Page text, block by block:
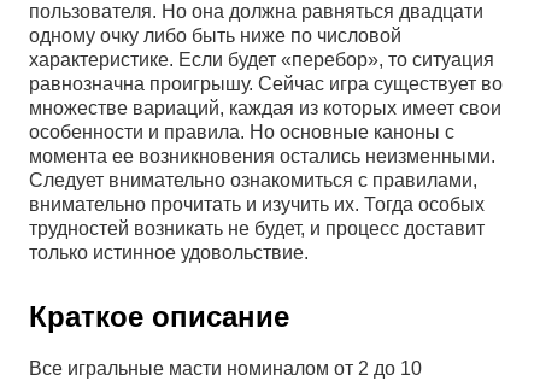
пользователя. Но она должна равняться двадцати
одному очку либо быть ниже по числовой
характеристике. Если будет «перебор», то ситуация
равнозначна проигрышу. Сейчас игра существует во
множестве вариаций, каждая из которых имеет свои
особенности и правила. Но основные каноны с
момента ее возникновения остались неизменными.
Следует внимательно ознакомиться с правилами,
внимательно прочитать и изучить их. Тогда особых
трудностей возникать не будет, и процесс доставит
только истинное удовольствие.
Краткое описание
Все игральные масти номиналом от 2 до 10